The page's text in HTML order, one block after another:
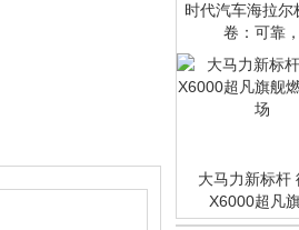
时代汽车海拉尔
卷：可靠，
大马力新标杆
X6000超凡